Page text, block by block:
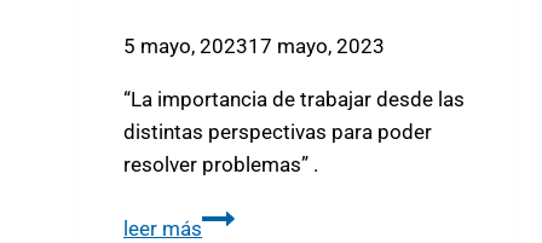
5 mayo, 202317 mayo, 2023
“La importancia de trabajar desde las
distintas perspectivas para poder
resolver problemas” .
leer más